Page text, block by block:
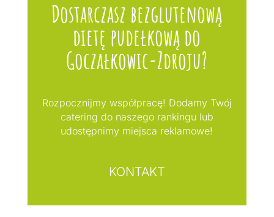
Dostarczasz bezglutenową
dietę pudełkową do
Goczałkowic-Zdroju?
Rozpocznijmy współpracę! Dodamy Twój
catering do naszego rankingu lub
udostępnimy miejsca reklamowe!
KONTAKT